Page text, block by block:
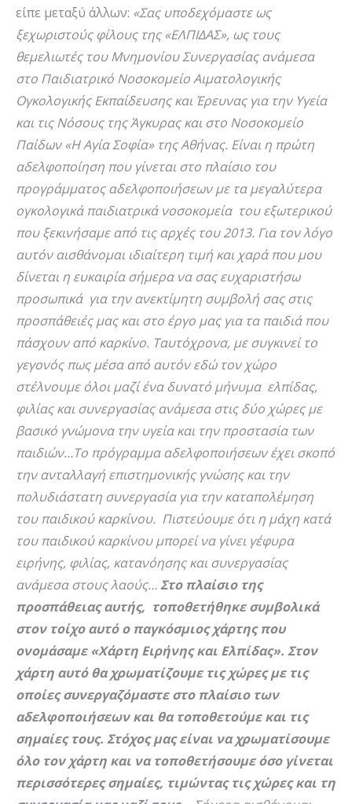
είπε μεταξύ άλλων: «Σας υποδεχόμαστε ως
ξεχωριστούς φίλους της «ΕΛΠΙΔΑΣ», ως τους
θεμελιωτές του Μνημονίου Συνεργασίας ανάμεσα
στο Παιδιατρικό Νοσοκομείο Αιματολογικής
Ογκολογικής Εκπαίδευσης και Έρευνας για την Υγεία
και τις Νόσους της Άγκυρας και στο Νοσοκομείο
Παίδων «Η Αγία Σοφία» της Αθήνας. Είναι η πρώτη
αδελφοποίηση που γίνεται στο πλαίσιο του
προγράμματος αδελφοποιήσεων με τα μεγαλύτερα
ογκολογικά παιδιατρικά νοσοκομεία του εξωτερικού
που ξεκινήσαμε από τις αρχές του 2013. Για τον λόγο
αυτόν αισθάνομαι ιδιαίτερη τιμή και χαρά που μου
δίνεται η ευκαιρία σήμερα να σας ευχαριστήσω
προσωπικά για την ανεκτίμητη συμβολή σας στις
προσπάθειές μας και στο έργο μας για τα παιδιά που
πάσχουν από καρκίνο. Ταυτόχρονα, με συγκινεί το
γεγονός πως μέσα από αυτόν εδώ τον χώρο
στέλνουμε όλοι μαζί ένα δυνατό μήνυμα ελπίδας,
φιλίας και συνεργασίας ανάμεσα στις δύο χώρες με
βασικό γνώμονα την υγεία και την προστασία των
παιδιών…Το πρόγραμμα αδελφοποιήσεων έχει σκοπό
την ανταλλαγή επιστημονικής γνώσης και την
πολυδιάστατη συνεργασία για την καταπολέμηση
του παιδικού καρκίνου. Πιστεύουμε ότι η μάχη κατά
του παιδικού καρκίνου μπορεί να γίνει γέφυρα
ειρήνης, φιλίας, κατανόησης και συνεργασίας
ανάμεσα στους λαούς…Στο πλαίσιο της
προσπάθειας αυτής, τοποθετήθηκε συμβολικά
στον τοίχο αυτό ο παγκόσμιος χάρτης που
ονομάσαμε «Χάρτη Ειρήνης και Ελπίδας». Στον
χάρτη αυτό θα χρωματίζουμε τις χώρες με τις
οποίες συνεργαζόμαστε στο πλαίσιο των
αδελφοποιήσεων και θα τοποθετούμε και τις
σημαίες τους. Στόχος μας είναι να χρωματίσουμε
όλο τον χάρτη και να τοποθετήσουμε όσο γίνεται
περισσότερες σημαίες, τιμώντας τις χώρες και τη